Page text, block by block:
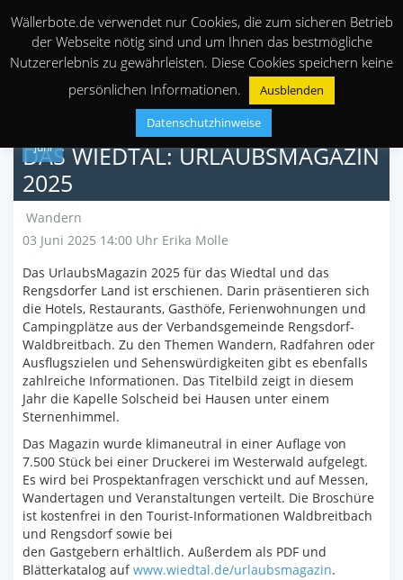
Juni
DAS WIEDTAL: URLAUBSMAGAZIN
2025
Wandern
03 Juni 2025 14:00 Uhr Erika Molle
Das UrlaubsMagazin 2025 für das Wiedtal und das
Rengsdorfer Land ist erschienen. Darin präsentieren sich
die Hotels, Restaurants, Gasthöfe, Ferienwohnungen und
Campingplätze aus der Verbandsgemeinde Rengsdorf-
Waldbreitbach. Zu den Themen Wandern, Radfahren oder
Ausflugszielen und Sehenswürdigkeiten gibt es ebenfalls
zahlreiche Informationen. Das Titelbild zeigt in diesem
Jahr die Kapelle Solscheid bei Hausen unter einem
Sternenhimmel.
Das Magazin wurde klimaneutral in einer Auflage von
7.500 Stück bei einer Druckerei im Westerwald aufgelegt.
Es wird bei Prospektanfragen verschickt und auf Messen,
Wandertagen und Veranstaltungen verteilt. Die Broschüre
ist kostenfrei in den Tourist-Informationen Waldbreitbach
und Rengsdorf sowie bei
den Gastgebern erhältlich. Außerdem als PDF und
Blätterkatalog aufwww.wiedtal.de/urlaubsmagazin.
Wällerbote.de verwendet nur Cookies, die zum sicheren Betrieb
der Webseite nötig sind und um Ihnen das bestmögliche
Nutzererlebnis zu gewährleisten. Diese Cookies speichern keine
persönlichen Informationen.
Ausblenden
Datenschutzhinweise